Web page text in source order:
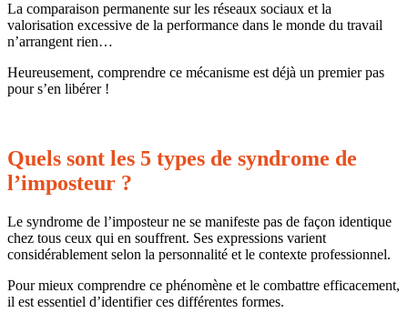
La comparaison permanente sur les réseaux sociaux et la
valorisation excessive de la performance dans le monde du travail
n’arrangent rien…
Heureusement, comprendre ce mécanisme est déjà un premierpas
pour s’en libérer !
Quels sont les 5 types de syndrome de
l’imposteur ?
Le syndrome de l’imposteur ne se manifeste pas de façon identique
chez tous ceux qui en souffrent. Ses expressions varient
considérablement selon la personnalité et le contexte professionnel.
Pour mieux comprendre ce phénomène et le combattre efficacement,
il est essentiel d’identifier ces différentes formes.